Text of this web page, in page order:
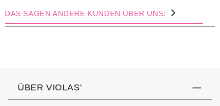
DAS SAGEN ANDERE KUNDEN ÜBER UNS:
ÜBER VIOLAS'